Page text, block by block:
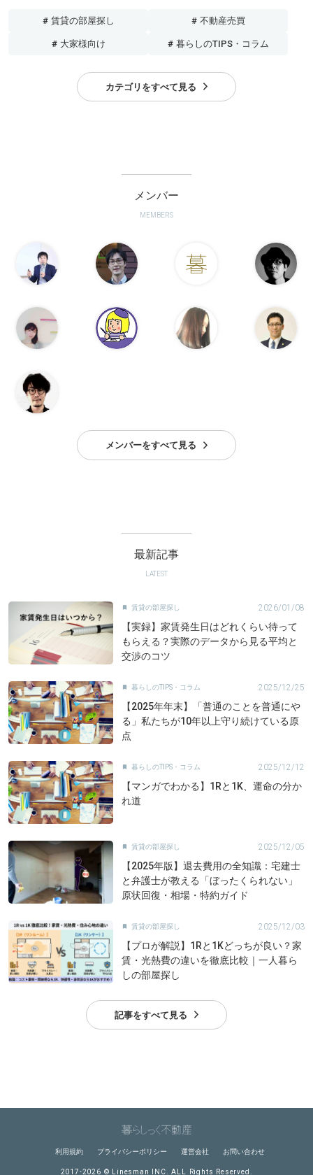
# 賃貸の部屋探し # 不動産売買
# 大家様向け # 暮らしのTIPS・コラム
カテゴリをすべて見る
メンバー
MEMBERS
メンバーをすべて見る
最新記事
LATEST
賃貸の部屋探し 2026/01/08
【実録】家賃発生日はどれくらい待って
もらえる？実際のデータから見る平均と
交渉のコツ
暮らしのTIPS・コラム 2025/12/25
【2025年年末】「普通のことを普通にや
る」私たちが10年以上守り続けている原
点
暮らしのTIPS・コラム 2025/12/12
【マンガでわかる】1Rと1K、運命の分か
れ道
賃貸の部屋探し 2025/12/05
【2025年版】退去費用の全知識：宅建士
と弁護士が教える「ぼったくられない」
原状回復・相場・特約ガイド
賃貸の部屋探し 2025/12/03
【プロが解説】1Rと1Kどっちが良い？家
賃・光熱費の違いを徹底比較｜一人暮ら
しの部屋探し
記事をすべて見る
利用規約 プライバシーポリシー 運営会社 お問い合わせ
2017-2026 © Linesman INC. ALL Rights Reserved.